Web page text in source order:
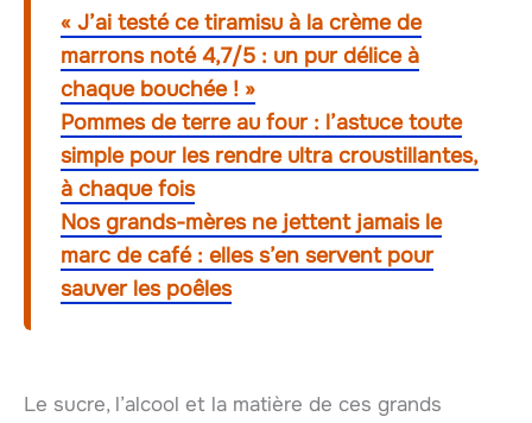
« J’ai testé ce tiramisu à la crème de
marrons noté 4,7/5 : un pur délice à
chaque bouchée ! »
Pommes de terre au four : l’astuce toute
simple pour les rendre ultra croustillantes,
à chaque fois
Nos grands-mères ne jettent jamais le
marc de café : elles s’en servent pour
sauver les poêles
Le sucre, l’alcool et la matière de ces grands